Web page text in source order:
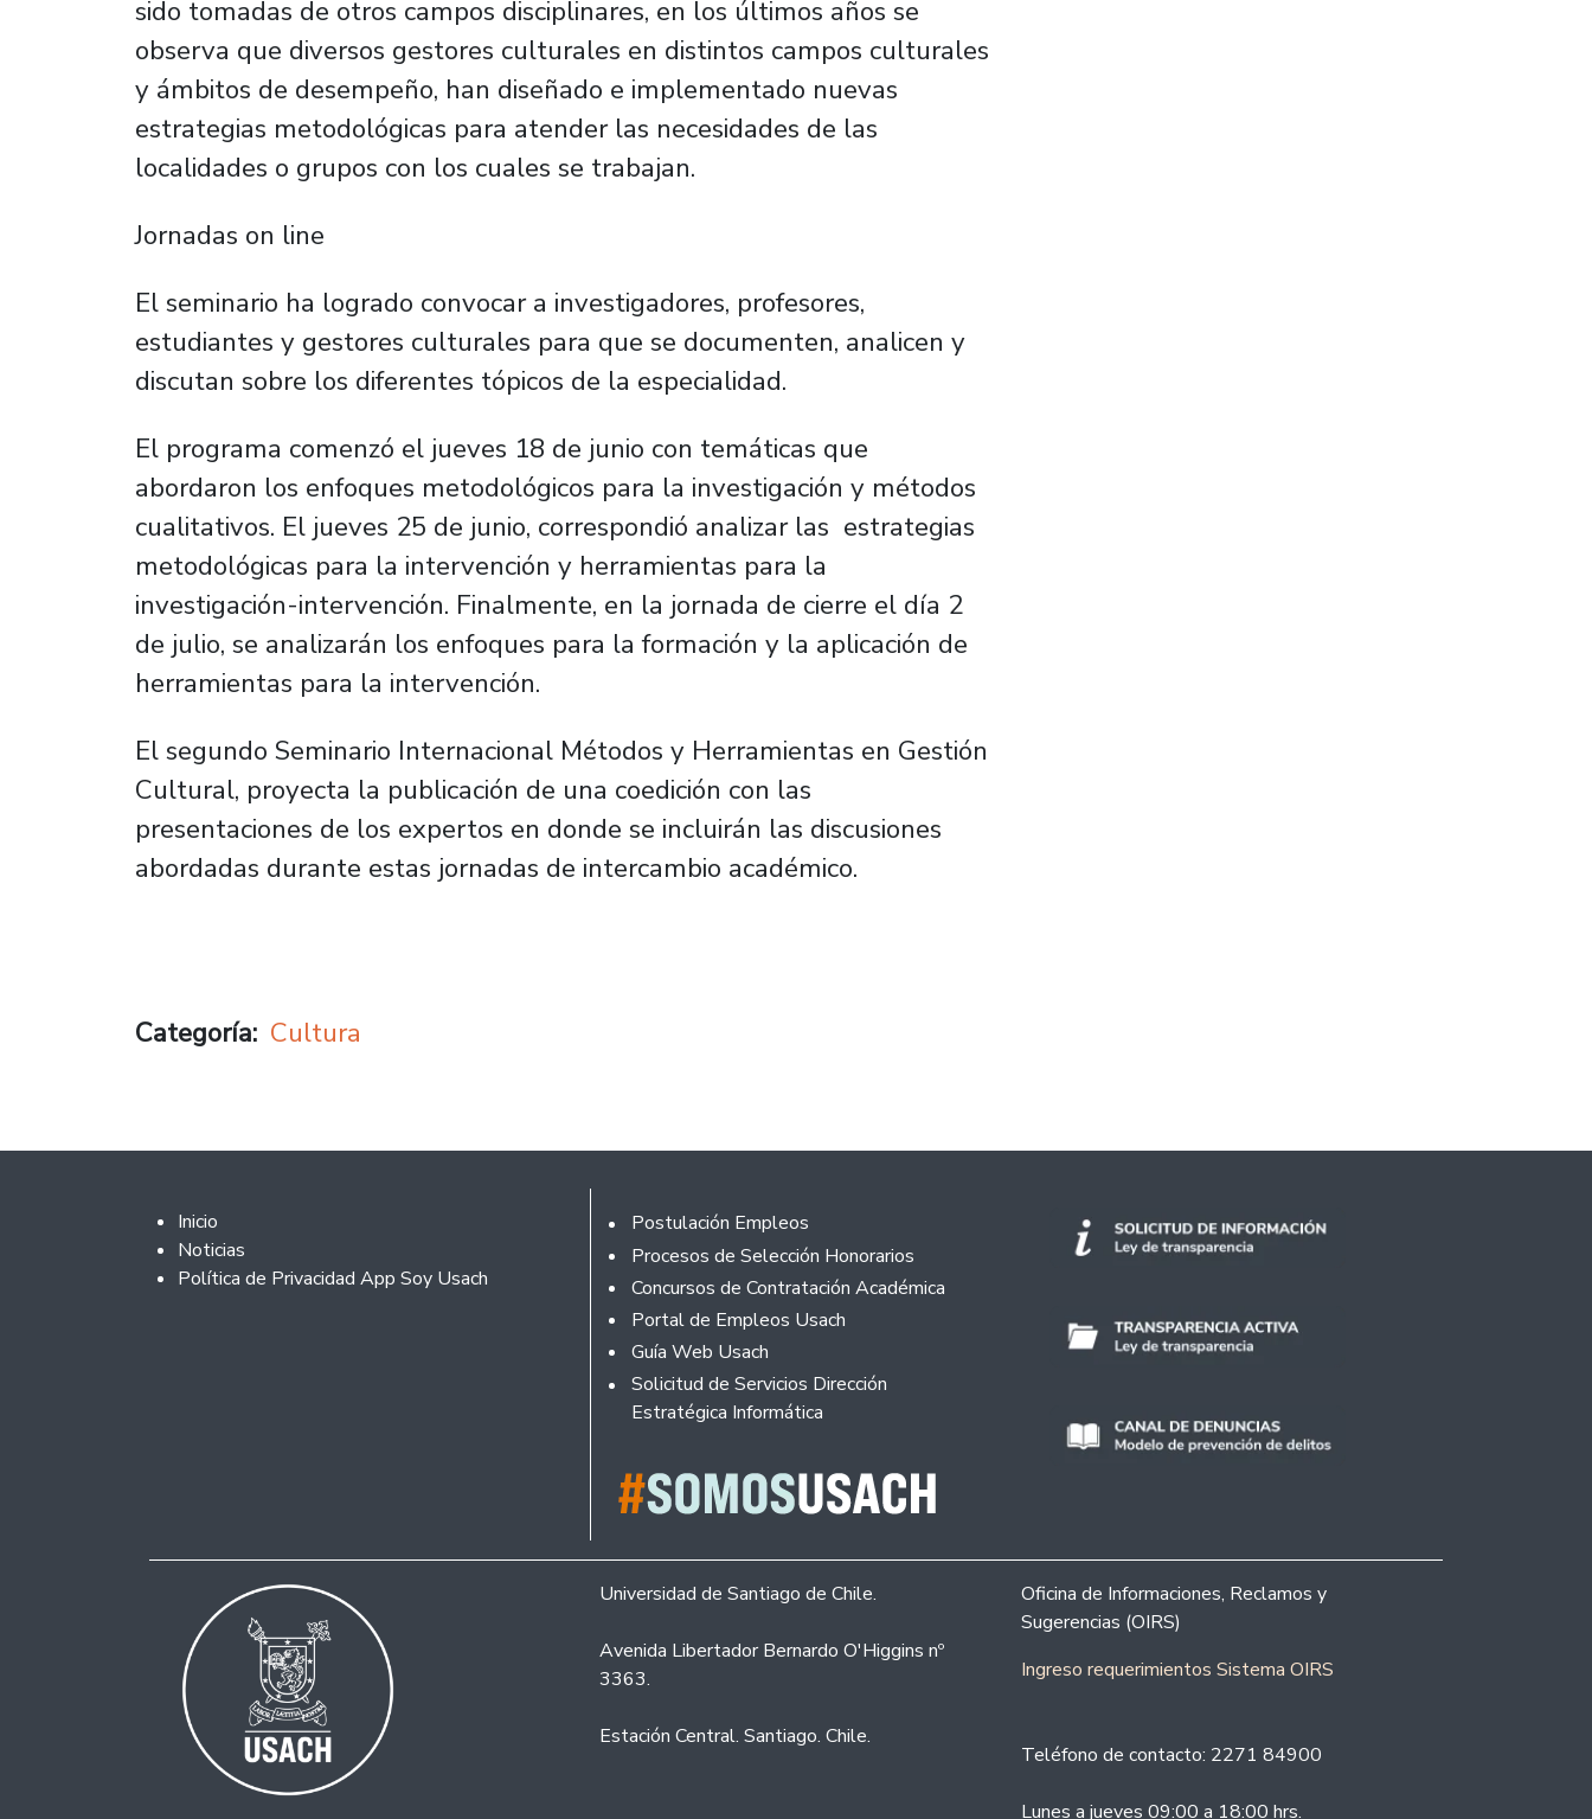
sido tomadas de otros campos disciplinares, en los últimos años se
observa que diversos gestores culturales en distintos campos culturales
y ámbitos de desempeño, han diseñado e implementado nuevas
estrategias metodológicas para atender las necesidades de las
localidades o grupos con los cuales se trabajan.
Jornadas on line
El seminario ha logrado convocar a investigadores, profesores,
estudiantes y gestores culturales para que se documenten, analicen y
discutan sobre los diferentes tópicos de la especialidad.
El programa comenzó el jueves 18 de junio con temáticas que
abordaron los enfoques metodológicos para la investigación y métodos
cualitativos. El jueves 25 de junio, correspondió analizar las estrategias
metodológicas para la intervención y herramientas para la
investigación-intervención. Finalmente, en la jornada de cierre el día 2
de julio, se analizarán los enfoques para la formación y la aplicación de
herramientas para la intervención.
El segundo Seminario Internacional Métodos y Herramientas en Gestión
Cultural, proyecta la publicación de una coedición con las
presentaciones de los expertos en donde se incluirán las discusiones
abordadas durante estas jornadas de intercambio académico.
Categoría Cultura
Footer 2
Inicio
Noticias
Política de Privacidad App Soy Usach
Footer
Postulación Empleos
Procesos de Selección Honorarios
Concursos de Contratación Académica
Portal de Empleos Usach
Guía Web Usach
Solicitud de Servicios Dirección
Estratégica Informática
Universidad de Santiago de Chile.
Avenida Libertador Bernardo O'Higgins nº
3363.
Estación Central. Santiago. Chile.
Oficina de Informaciones, Reclamos y
Sugerencias (OIRS)
Ingreso requerimientos Sistema OIRS
Teléfono de contacto: 2271 84900
Lunes a jueves 09:00 a 18:00 hrs.